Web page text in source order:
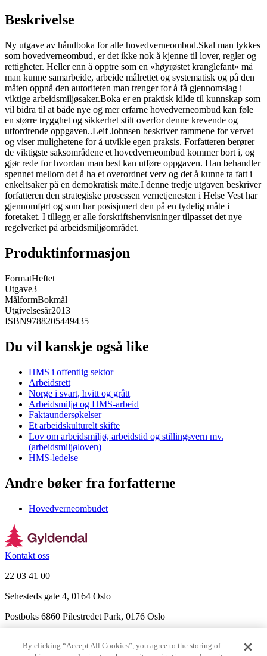
Beskrivelse
Ny utgave av håndboka for alle hovedverneombud.Skal man lykkes
som hovedverneombud, er det ikke nok å kjenne til lover, regler og
rettigheter. Heller enn å opptre som en «høyrøstet kranglefant» må
man kunne samarbeide, arbeide målrettet og systematisk og på den
måten oppnå den autoriteten man trenger for å få gjennomslag i
viktige arbeidsmiljøsaker.Boka er en praktisk kilde til kunnskap som
vil bidra til at både nye og mer erfarne hovedverneombud kan føle
en større trygghet og sikkerhet stilt overfor denne krevende og
utfordrende oppgaven..Leif Johnsen beskriver rammene for vervet
og viser mulighetene for å utvikle egen praksis. Forfatteren berører
de viktigste saksområdene et hovedverneombud kommer bort i, og
gjør rede for hvordan man best kan utføre oppgaven. Han behandler
spennet mellom det å ha et overordnet verv og det å kunne ta fatt i
enkeltsaker på en demokratisk måte.I denne tredje utgaven beskriver
forfatteren den strategiske prosessen vernetjenesten i Helse Vest har
gjennomført og som har posisjonert den på en tydelig måte i
foretaket. I tillegg er alle forskriftshenvisninger tilpasset det nye
regelverket på arbeidsmiljøområdet.
Produktinformasjon
FormatHeftet
Utgave3
MålformBokmål
Utgivelsesår2013
ISBN9788205449435
Du vil kanskje også like
HMS i offentlig sektor
Arbeidsrett
Norge i svart, hvitt og grått
Arbeidsmiljø og HMS-arbeid
Faktaundersøkelser
Et arbeidskulturelt skifte
Lov om arbeidsmiljø, arbeidstid og stillingsvern mv.
(arbeidsmiljøloven)
HMS-ledelse
Andre bøker fra forfatterne
Hovedverneombudet
Kontakt oss
22 03 41 00
Sehesteds gate 4, 0164 Oslo
Postboks 6860 Pilestredet Park, 0176 Oslo
By clicking “Accept All Cookies”, you agree to the storing of